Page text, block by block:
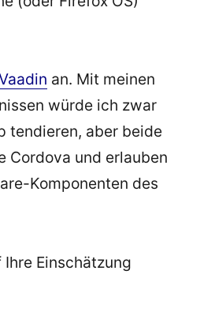
an. Mit meinen
würde ich zwar
tendieren, aber beide
Cordova und erlauben
Komponenten des
Einschätzung